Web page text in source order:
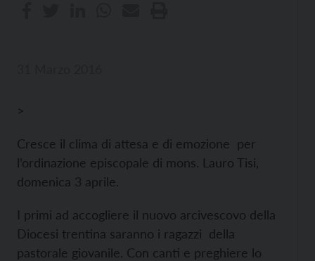
>
Cresce il clima di attesa e di emozione per
l’ordinazione episcopale di mons. Lauro Tisi,
domenica 3 aprile.
I primi ad accogliere il nuovo arcivescovo della
Diocesi trentina saranno i ragazzi della
pastorale giovanile. Con canti e preghiere lo